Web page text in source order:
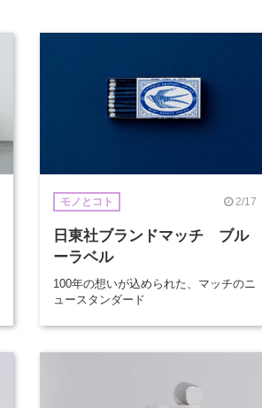
モノとコト 2/17
日東社ブランドマッチ ブル
ーラベル
100年の想いが込められた、マッチのニ
ュースタンダード